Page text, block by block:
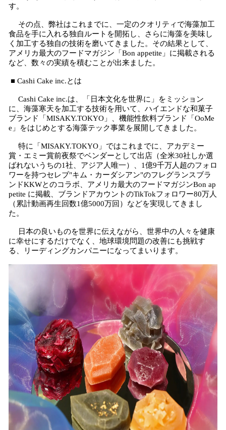
す。
その点、弊社はこれまでに、一定のクオリティで海藻加工
食品を手に入れる独自ルートを開拓し、さらに海藻を美味し
く加工する独自の技術を磨いてきました。その結果として、
アメリカ最大のフードマガジン「Bon appetite」に掲載される
など、数々の実績を積むことが出来ました。
■ Cashi Cake inc.とは
Cashi Cake inc.は、「日本文化を世界に」をミッション
に、海藻寒天を加工する技術を用いて、ハイエンドな和菓子
ブランド「MISAKY.TOKYO」、機能性飲料ブランド「OoMe
e」をはじめとする海藻テック事業を展開してきました。
特に「MISAKY.TOKYO」ではこれまでに、アカデミー
賞・エミー賞前夜祭でベンダーとして出店（全米30社しか選
ばれないうちの1社、アジア人唯一）、1億9千万人超のフォロ
ワーを持つセレブ"キム・カーダシアン"のフレグランスブラ
ンドKKWとのコラボ、アメリカ最大のフードマガジンBon ap
petite に掲載、ブランドアカウントのTikTokフォロワー80万人
（累計動画再生回数1億5000万回）などを実現してきまし
た。
日本の良いものを世界に伝えながら、世界中の人々を健康
に幸せにするだけでなく、地球環境問題の改善にも挑戦す
る、リーディングカンパニーになってまいります。